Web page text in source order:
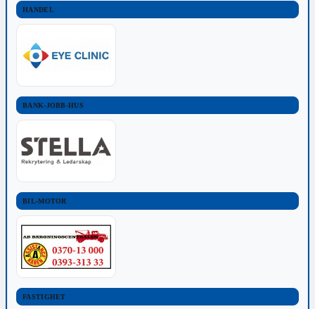
HANDEL
BANK-JOBB-HUS
BIL-MOTOR
FASTIGHET